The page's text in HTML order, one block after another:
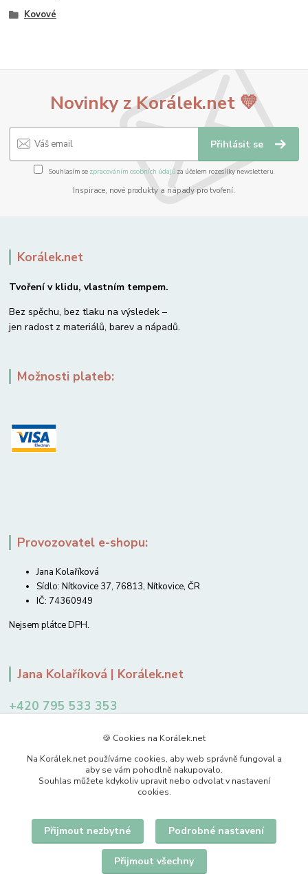
Kovové
Novinky z Korálek.net 💛
Přihlásit se
Souhlasím se zpracováním osobních údajůza účelem rozesílky newsletteru.
Inspirace, nové produkty a nápady pro tvoření.
Korálek.net
Tvoření v klidu, vlastním tempem.
Bez spěchu, bez tlaku na výsledek –
jen radost z materiálů, barev a nápadů.
Možnosti plateb:
Provozovatel e-shopu:
Jana Kolaříková
Sídlo: Nítkovice 37, 76813, Nítkovice, ČR
IČ: 74360949
Nejsem plátce DPH.
Jana Kolaříková | Korálek.net
+420 795 533 353
Upravit sběr cookies.
🍪 Cookies na Korálek.net
Na Korálek.net používáme cookies, aby web správně fungoval a
aby se vám pohodlně nakupovalo.
Souhlas můžete kdykoliv upravit nebo odvolat v nastavení
cookies.
Přijmout nezbytné Podrobné nastavení
Přijmout všechny